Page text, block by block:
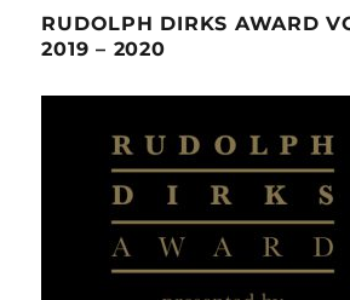
RUDOLPH DIRKS AWARD
2019 – 2020